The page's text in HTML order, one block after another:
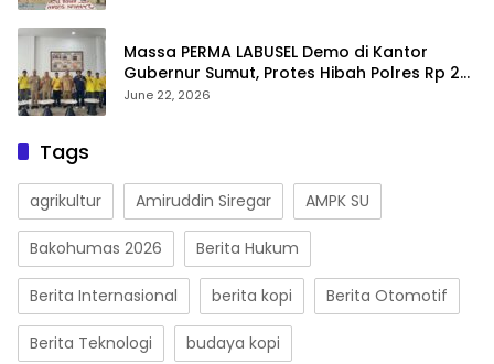
Massa PERMA LABUSEL Demo di Kantor
Gubernur Sumut, Protes Hibah Polres Rp 25
M-Desak Pilkades
June 22, 2026
Tags
agrikultur Amiruddin Siregar AMPK SU
Bakohumas 2026 Berita Hukum
Berita Internasional berita kopi Berita Otomotif
Berita Teknologi budaya kopi